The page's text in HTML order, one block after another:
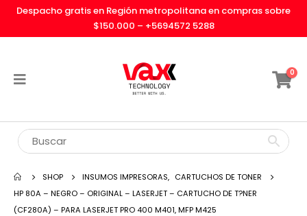
Despacho gratis en Región metropolitana en compras sobre
$150.000 – +5694572 5288
0
SHOP INSUMOS IMPRESORAS, CARTUCHOS DE TONER
HP 80A – NEGRO – ORIGINAL – LASERJET – CARTUCHO DE T?NER
(CF280A) – PARA LASERJET PRO 400 M401, MFP M425